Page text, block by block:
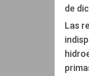
de
Las